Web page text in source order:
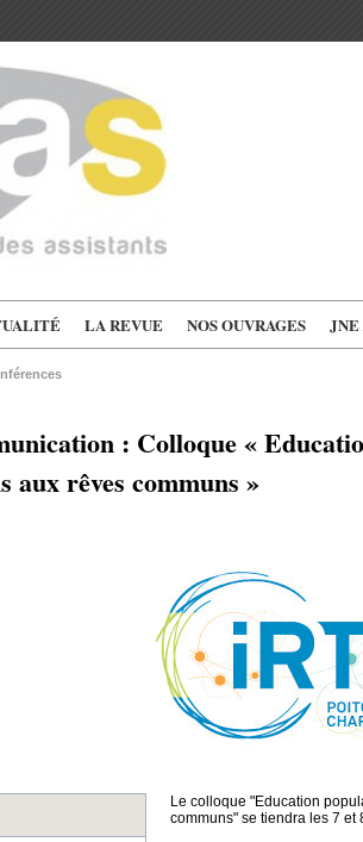
LA REVUE NOS OUVRAGES
: Colloque «
aux rêves communs »
Le colloque "Education
communs" se tiendra les 7 et